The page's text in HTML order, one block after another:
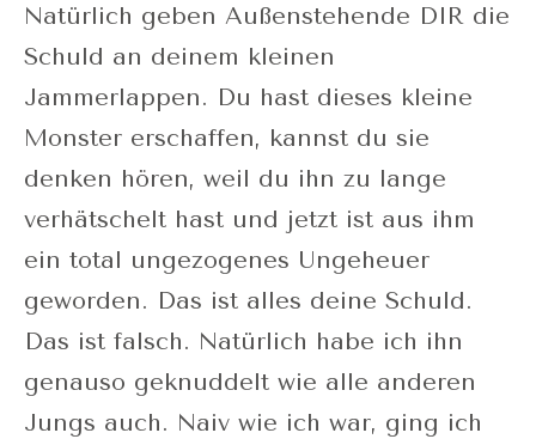
Natürlich geben Außenstehende DIR die
Schuld an deinem kleinen
Jammerlappen. Du hast dieses kleine
Monster erschaffen, kannst du sie
denken hören, weil du ihn zu lange
verhätschelt hast und jetzt ist aus ihm
ein total ungezogenes Ungeheuer
geworden. Das ist alles deine Schuld.
Das ist falsch. Natürlich habe ich ihn
genauso geknuddelt wie alle anderen
Jungs auch. Naiv wie ich war, ging ich